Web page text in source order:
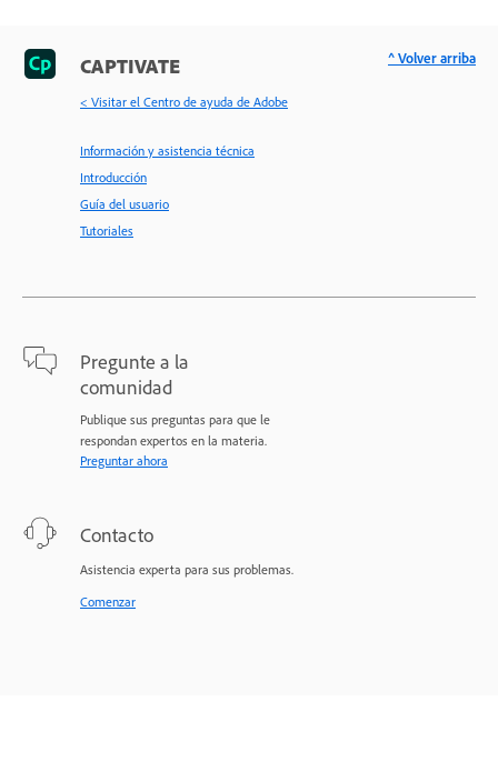
CAPTIVATE
< Visitar el Centro de ayuda de Adobe
Información y asistencia técnica
Introducción
Guía del usuario
Tutoriales
Pregunte a la
comunidad
Publique sus preguntas para que le
respondan expertos en la materia.
Preguntar ahora
Contacto
Asistencia experta para sus problemas.
Comenzar
^ Volver arriba